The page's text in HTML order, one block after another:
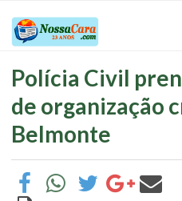
Polícia Civil
de organização
Belmonte